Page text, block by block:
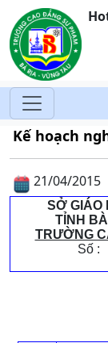
Kế hoạch
21/04/2015
SỞ GIÁO
TỈNH
TRƯỜNG
Số